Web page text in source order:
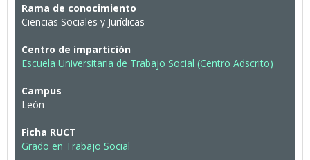
Rama de conocimiento
Ciencias Sociales y Jurídicas
Centro de impartición
Escuela Universitaria de Trabajo Social (Centro Adscrito)
Campus
León
Ficha RUCT
Grado en Trabajo Social